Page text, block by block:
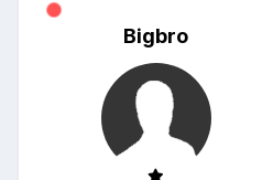
Bigbro